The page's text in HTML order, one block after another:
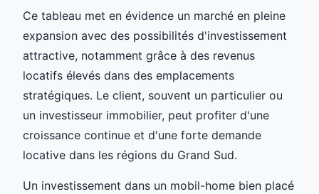
Ce tableau met en évidence un marché en pleine
expansion avec des possibilités d'investissement
attractive, notamment grâce à des revenus
locatifs élevés dans des emplacements
stratégiques. Le client, souvent un particulier ou
un investisseur immobilier, peut profiter d'une
croissance continue et d'une forte demande
locative dans les régions du Grand Sud.
Un investissement dans un mobil-home bien placé